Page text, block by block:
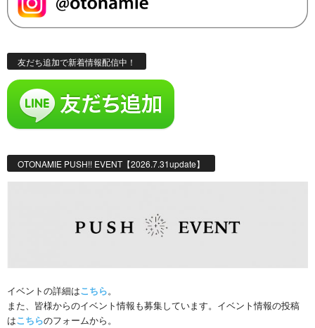
友だち追加で新着情報配信中！
OTONAMIE PUSH!! EVENT【2026.7.31update】
イベントの詳細はこちら。
また、皆様からのイベント情報も募集しています。イベント情報の投稿
はこちらのフォームから。